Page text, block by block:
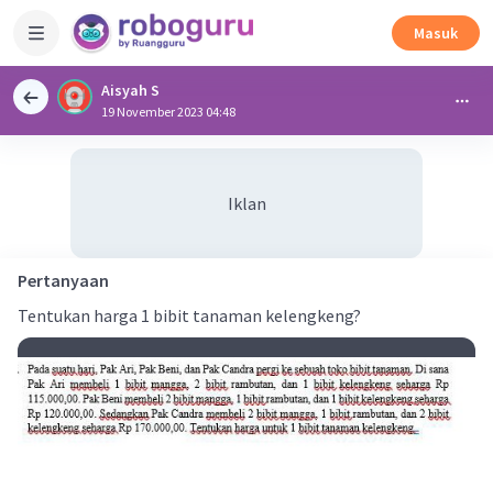
Masuk
Aisyah S
19 November 2023 04:48
Iklan
Pertanyaan
Tentukan harga 1 bibit tanaman kelengkeng?